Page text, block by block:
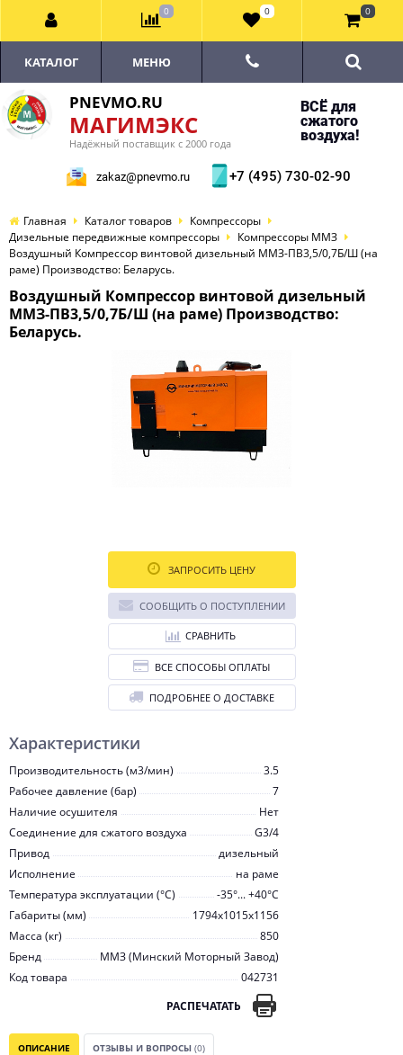
PNEVMO.RU
МАГИМЭКС
Надёжный поставщик с 2000 года
ВСЁ для
сжатого
воздуха!
zakaz@pnevmo.ru +7 (495) 730-02-90
КАТАЛОГ МЕНЮ
Главная Каталог товаров
Компрессоры
Дизельные передвижные компрессоры
Компрессоры ММЗ
Воздушный Компрессор винтовой дизельный ММЗ-ПВ3,5/0,7Б/Ш (на
раме) Производство: Беларусь.
Воздушный Компрессор винтовой дизельный
ММЗ-ПВ3,5/0,7Б/Ш (на раме) Производство:
Беларусь.
Характеристики
Производительность (м3/мин)
3.5
Рабочее давление (бар)
7
Наличие осушителя
Нет
Соединение для сжатого воздуха
G3/4
Привод
дизельный
Исполнение
на раме
Температура эксплуатации (°С)
-35°... +40°С
Габариты (мм)
1794x1015x1156
Масса (кг)
850
Бренд
ММЗ (Минский Моторный Завод)
Код товара
042731
РАСПЕЧАТАТЬ
ЗАПРОСИТЬ ЦЕНУ
СООБЩИТЬ О ПОСТУПЛЕНИИ
СРАВНИТЬ
ВСЕ СПОСОБЫ ОПЛАТЫ
ПОДРОБНЕЕ О ДОСТАВКЕ
ОПИСАНИЕ ОТЗЫВЫ И ВОПРОСЫ (0)
0 0 0